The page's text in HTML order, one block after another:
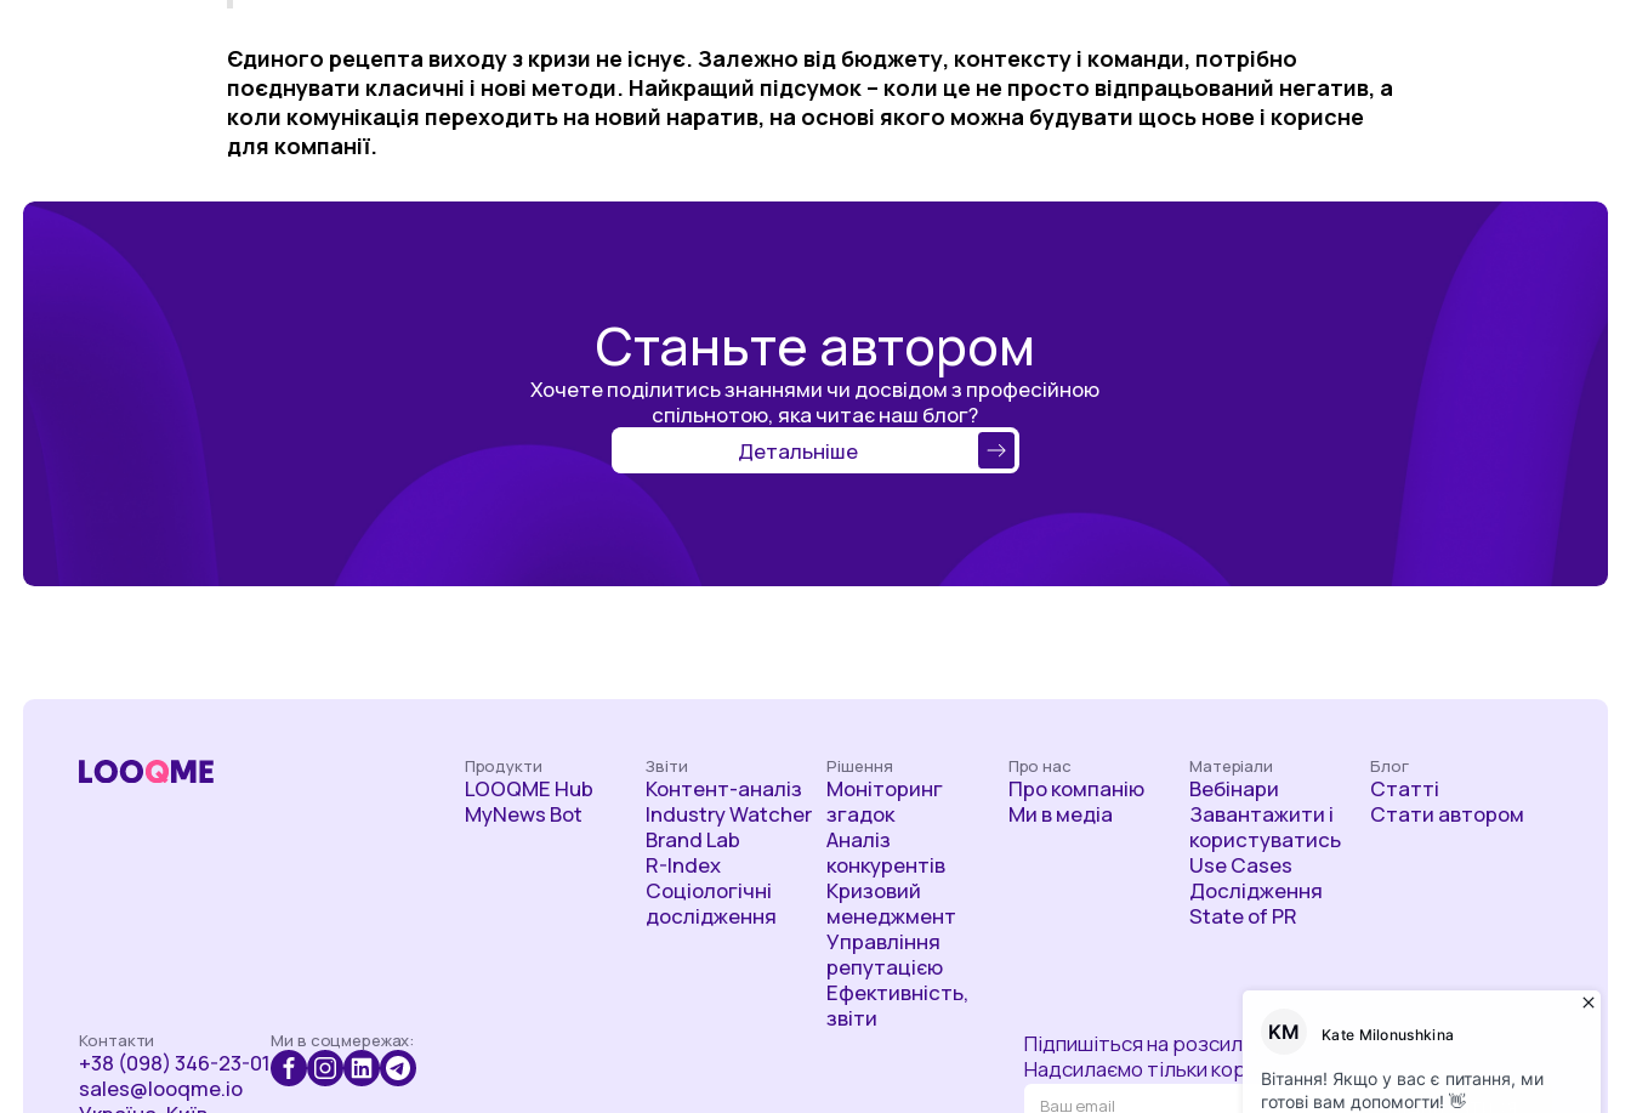
Єдиного рецепта виходу з кризи не існує. Залежно від бюджету, контексту і команди, потрібно
поєднувати класичні і нові методи. Найкращий підсумок – коли це не просто відпрацьований негатив, а
коли комунікація переходить на новий наратив, на основі якого можна будувати щось нове і корисне
для компанії.
Станьте автором
Хочете поділитись знаннями чи досвідом з професійною
спільнотою, яка читає наш блог?
Детальніше
Продукти
LOOQME Hub
MyNews Bot
Звіти
Контент-аналіз
Industry Watcher
Brand Lab
R-Index
Соціологічні
дослідження
Рішення
Моніторинг
згадок
Аналіз
конкурентів
Кризовий
менеджмент
Управління
репутацією
Ефективність,
звіти
Про нас
Про компанію
Ми в медіа
Матеріали
Вебінари
Завантажити і
користуватись
Use Cases
Дослідження
State of PR
Блог
Статті
Стати автором
Контакти
+38 (098) 346-23-01
sales@looqme.io
Ми в соцмережах:
Підпишіться на розсилку
Надсилаємо тільки корисне